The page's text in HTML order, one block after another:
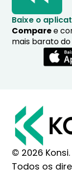
Baixe o
Comparee
mais barato do
© 2026 Konsi.
Todos os